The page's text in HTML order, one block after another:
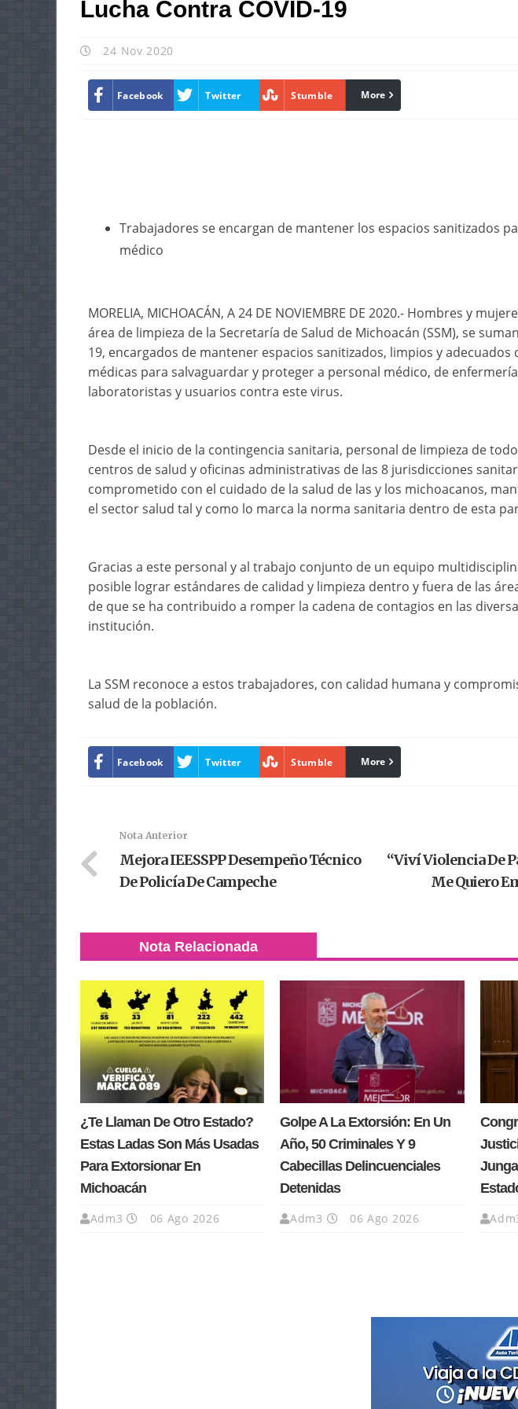
Lucha Contra COVID-19
24 Nov 2020
Facebook Twitter Stumble linkedin
More
Trabajadores se encargan de mantener los espacios sanitizados
médico
MORELIA, MICHOACÁN, A 24 DE NOVIEMBRE DE 2020.- Hombres y
área de limpieza de la Secretaría de Salud de Michoacán (SSM), se
19, encargados de mantener espacios sanitizados, limpios y adecuados
médicas para salvaguardar y proteger a personal médico, de
laboratoristas y usuarios contra este virus.
Desde el inicio de la contingencia sanitaria, personal de limpieza de
centros de salud y oficinas administrativas de las 8 jurisdicciones
comprometido con el cuidado de la salud de las y los michoacanos,
el sector salud tal y como lo marca la norma sanitaria dentro de esta
Gracias a este personal y al trabajo conjunto de un equipo
posible lograr estándares de calidad y limpieza dentro y fuera de las
de que se ha contribuido a romper la cadena de contagios en las
institución.
La SSM reconoce a estos trabajadores, con calidad humana y
salud de la población.
Facebook Twitter Stumble linkedin
More
Nota Anterior
Mejora IEESSPP Desempeño Técnico
De Policía De Campeche
“Viví Violencia De
Me Quiero
Nota Relacionada
¿Te Llaman De Otro Estado?
Estas Ladas Son Más Usadas
Para Extorsionar En
Michoacán
Adm3 06 Ago 2026
Golpe A La Extorsión: En Un
Año, 50 Criminales Y 9
Cabecillas Delincuenciales
Detenidas
Adm3 06 Ago 2026